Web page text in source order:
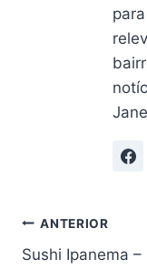
Navegação
ANTERIOR
Sushi Ipanema –